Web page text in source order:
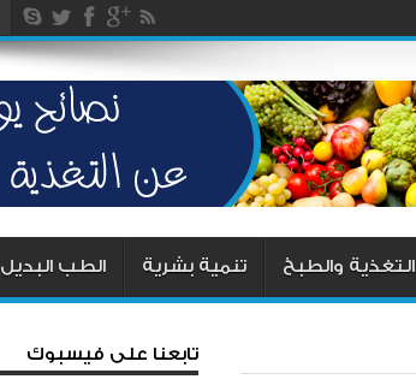
التغذية والطبخ تنمية بشرية الطب البديل
تابعنا على فيسبوك